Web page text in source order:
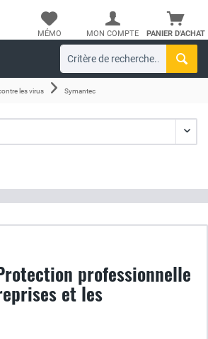
PANIER D'ACHAT
MÉMO MON COMPTE
les virus Symantec
professionnelle
et les